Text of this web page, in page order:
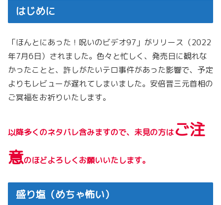
はじめに
「ほんとにあった！呪いのビデオ97」がリリース（2022
年7月6日）されました。色々と忙しく、発売日に観れな
かったことと、許しがたいテロ事件があった影響で、予定
よりもレビューが遅れてしまいました。安倍晋三元首相の
ご冥福をお祈りいたします。
以降多くのネタバレ含みますので、未見の方はご注
意のほどよろしくお願いいたします。
盛り塩（めちゃ怖い）